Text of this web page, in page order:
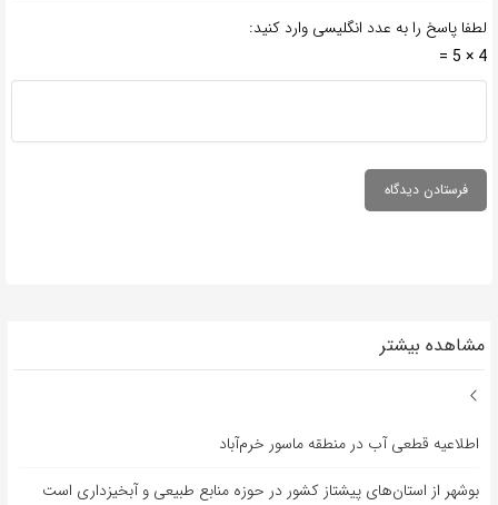
لطفا پاسخ را به عدد انگلیسی وارد کنید:
4 × 5 =
مشاهده بیشتر
اطلاعیه قطعی آب در منطقه ماسور خرم‌آباد
بوشهر از استان‌های پیشتاز کشور در حوزه منابع طبیعی و آبخیزداری است